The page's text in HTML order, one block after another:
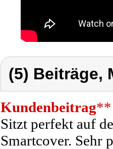
(5) Beiträge,
Kundenbeitrag**
Sitzt perfekt auf
Smartcover. Sehr